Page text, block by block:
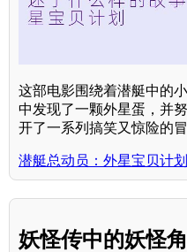
这部电影围绕着潜艇中的
中发现了一颗外星蛋，并
开了一系列搞笑又惊险的
潜艇总动员：外星宝贝计划
妖怪传中的妖怪